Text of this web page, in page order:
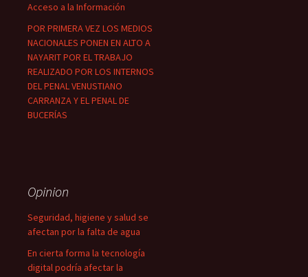
Acceso a la Información
POR PRIMERA VEZ LOS MEDIOS
NACIONALES PONEN EN ALTO A
NAYARIT POR EL TRABAJO
REALIZADO POR LOS INTERNOS
DEL PENAL VENUSTIANO
CARRANZA Y EL PENAL DE
BUCERÍAS
Opinion
Seguridad, higiene y salud se
afectan por la falta de agua
En cierta forma la tecnología
digital podría afectar la